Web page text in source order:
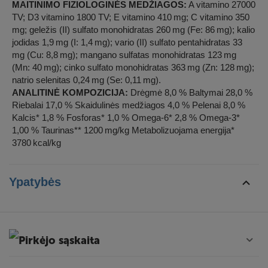
MAITINIMO FIZIOLOGINĖS MEDŽIAGOS: A vitamino 27000
TV; D3 vitamino 1800 TV; E vitamino 410 mg; C vitamino 350
mg; geležis (II) sulfato monohidratas 260 mg (Fe: 86 mg); kalio
jodidas 1,9 mg (I: 1,4 mg); vario (II) sulfato pentahidratas 33
mg (Cu: 8,8 mg); mangano sulfatas monohidratas 123 mg
(Mn: 40 mg); cinko sulfato monohidratas 363 mg (Zn: 128 mg);
natrio selenitas 0,24 mg (Se: 0,11 mg).
ANALITINĖ KOMPOZICIJA: Drėgmė 8,0 % Baltymai 28,0 %
Riebalai 17,0 % Skaidulinės medžiagos 4,0 % Pelenai 8,0 %
Kalcis* 1,8 % Fosforas* 1,0 % Omega-6* 2,8 % Omega-3*
1,00 % Taurinas** 1200 mg/kg Metabolizuojama energija*
3780 kcal/kg
Ypatybės
Pirkėjo sąskaita